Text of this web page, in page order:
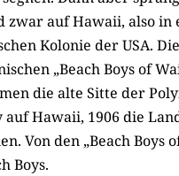
zwar auf Hawaii, also in
Kolonie der USA. Die
„Beach Boys of
die alte Sitte der
auf Hawaii, 1906 die
Von den „Beach Boys
Boys.